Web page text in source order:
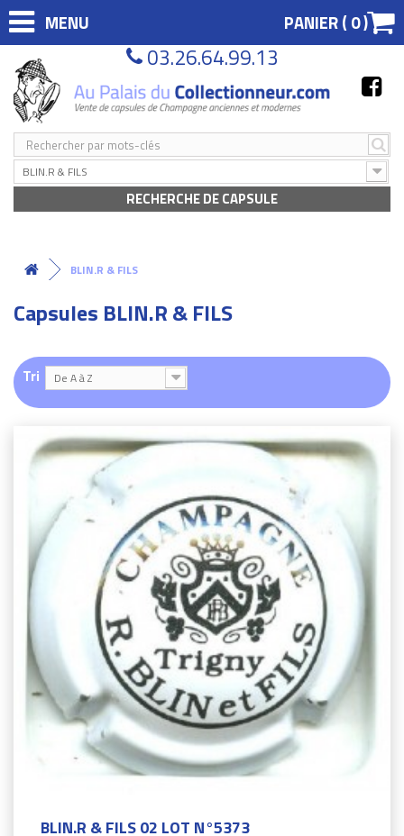
MENU PANIER (0)
03.26.64.99.13
BLIN.R & FILS
RECHERCHE DE CAPSULE
BLIN.R & FILS
Capsules BLIN.R & FILS
Tri De A à Z
BLIN.R & FILS 02 LOT N°5373